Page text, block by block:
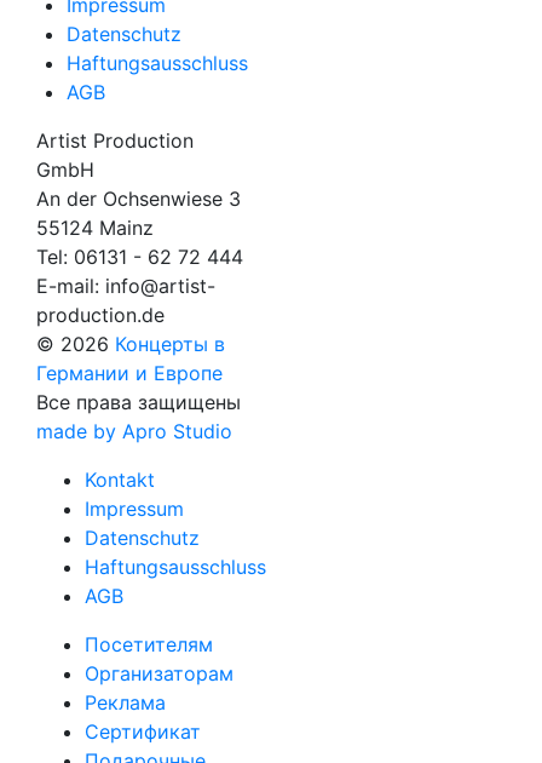
Datenschutz
Haftungsausschluss
AGB
Artist Production
GmbH
An der Ochsenwiese 3
55124 Mainz
Tel: 06131 - 62 72 444
E-mail: info@artist-
production.de
© 2026 Концерты в
Германии и Европе
Все права защищены
made by Apro Studio
Kontakt
Impressum
Datenschutz
Haftungsausschluss
AGB
Посетителям
Организаторам
Реклама
Сертификат